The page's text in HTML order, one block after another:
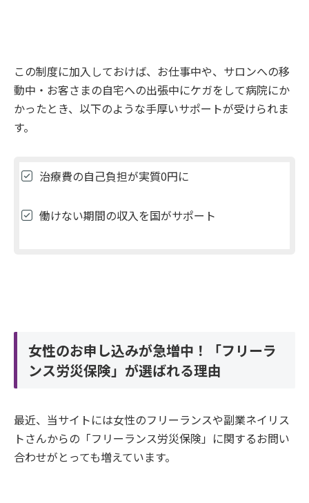
この制度に加入しておけば、お仕事中や、サロンへの移
動中・お客さまの自宅への出張中にケガをして病院にか
かったとき、以下のような手厚いサポートが受けられま
す。
治療費の自己負担が実質0円に
働けない期間の収入を国がサポート
女性のお申し込みが急増中！「フリーラ
ンス労災保険」が選ばれる理由
最近、当サイトには女性のフリーランスや副業ネイリス
トさんからの「フリーランス労災保険」に関するお問い
合わせがとっても増えています。